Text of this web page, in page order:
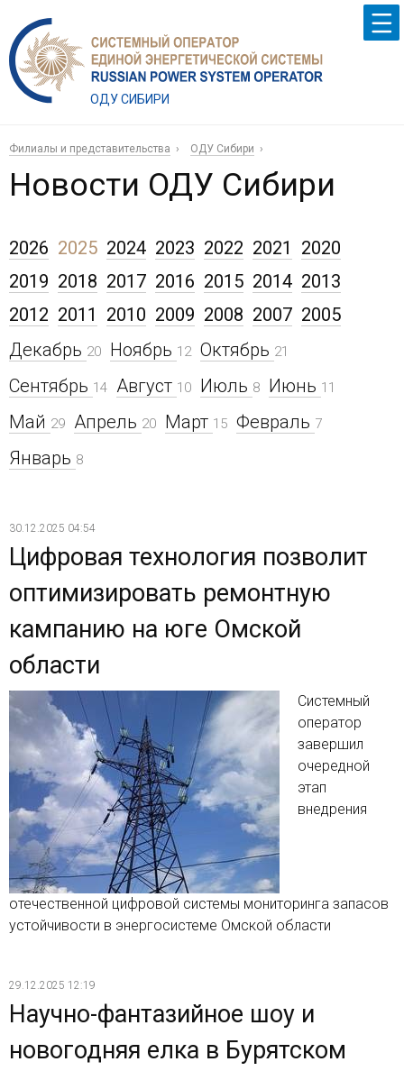
ОДУ СИБИРИ
Филиалы и представительства ОДУ Сибири
Новости ОДУ Сибири
2026 2025
Декабрь 20 Ноябрь 12 Октябрь 21
Сентябрь 14 Август 10 Июль 8 Июнь 11
Май 29 Апрель 20 Март 15 Февраль 7
Январь 8
2024 2023 2022 2021
2020
2019 2018 2017 2016 2015 2014 2013
2012 2011 2010 2009 2008 2007 2005
30.12.2025 04:54
Цифровая технология позволит
оптимизировать ремонтную
кампанию на юге Омской
области
Системный
оператор
завершил
очередной
этап
внедрения
отечественной цифровой системы мониторинга запасов
устойчивости в энергосистеме Омской области
29.12.2025 12:19
Научно-фантазийное шоу и
новогодняя елка в Бурятском